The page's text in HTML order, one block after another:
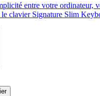
entre votre ordinateur,
le clavier Signature Slim